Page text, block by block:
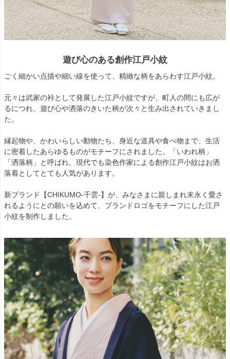
遊び心のある創作江戸小紋
ごく細かい点描や細い線を使って、精緻な柄をあらわす江戸小紋。
元々は武家の裃として発展した江戸小紋ですが、町人の間にも広が
るにつれ、遊び心や洒落のきいた柄が次々と生み出されていきまし
た。
縁起物や、かわいらしい動物たち、身近な道具や食べ物まで、生活
に密着したあらゆるものがモチーフにされました。「いわれ柄」
「洒落柄」と呼ばれ、現代でも染色作家による創作江戸小紋はお洒
落着としてとても人気があります。
新ブランド【CHIKUMO-千雲-】が、みなさまに親しまれ末永く愛さ
れるようにとの願いを込めて、ブランドロゴをモチーフにした江戸
小紋を制作しました。